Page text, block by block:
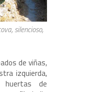
silencioso,
de viñas,
izquierda,
huertas de